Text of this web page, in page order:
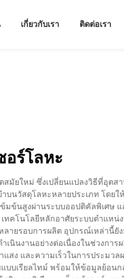
เกี่ยวกับเรา ติดต่อเรา
อร์โลหะ
สมัยใหม่ ซึ่งเปลี่ยนแปลงวิธีที่อุต
นวัสดุโลหะหลายประเภท โดย
ข้มข้นสูงผ่านระบบออปติคัลพิเศ
คโนโลยีหลักอาศัยระบบตำแหน่
ลายรอบการผลิต อุปกรณ์เหล่า
นงานอย่างต่อเนื่องในช่วงการ
สง และความเร็วในการประมว
บเรียลไทม์ พร้อมให้ข้อมูลย้อน